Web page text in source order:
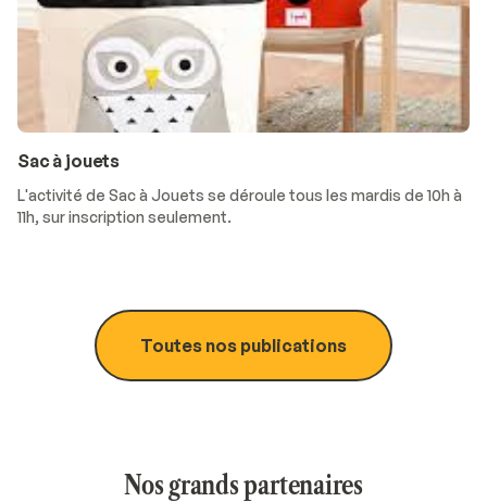
Sac à jouets
L'activité de Sac à Jouets se déroule tous les mardis de 10h à
11h, sur inscription seulement.
Toutes nos publications
Nos grands partenaires